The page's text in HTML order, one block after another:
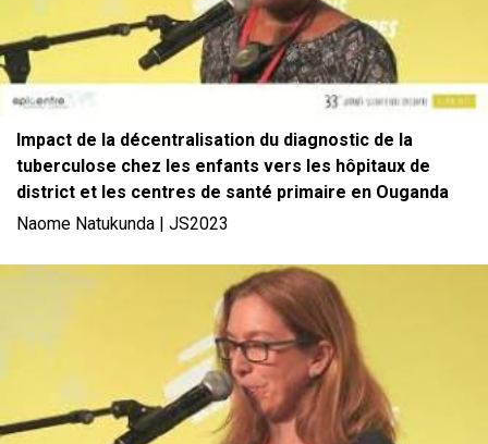
Impact de la décentralisation du diagnostic de la
tuberculose chez les enfants vers les hôpitaux de
district et les centres de santé primaire en Ouganda
Naome Natukunda | JS2023
File